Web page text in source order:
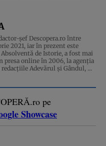
șef Descopera.ro între
2021, iar în prezent este
de Istorie, a fost mai
presa online în 2006, la agenţia
Adevărul şi Gândul, ...
pe
Showcase